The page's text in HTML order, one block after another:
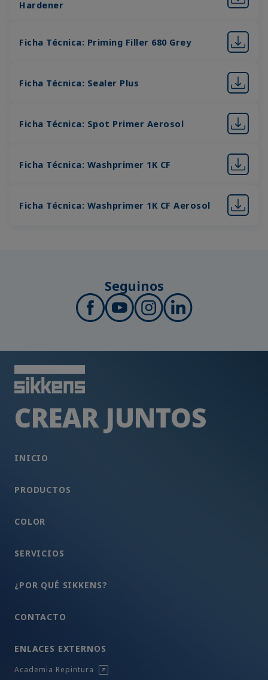
Hardener
Ficha Técnica: Priming Filler 680 Grey
Ficha Técnica: Sealer Plus
Ficha Técnica: Spot Primer Aerosol
Ficha Técnica: Washprimer 1K CF
Ficha Técnica: Washprimer 1K CF Aerosol
Seguinos
CREAR JUNTOS
INICIO
PRODUCTOS
COLOR
SERVICIOS
¿POR QUÉ SIKKENS?
CONTACTO
ENLACES EXTERNOS
Academia Repintura